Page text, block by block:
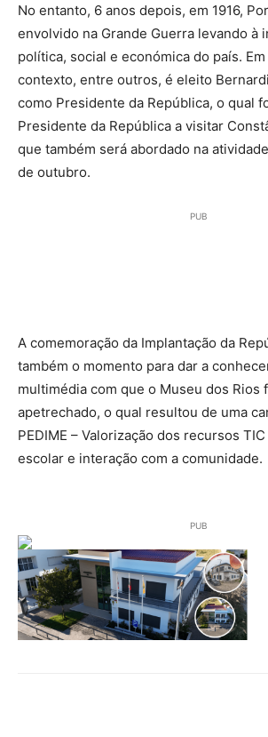
No entanto, 6 anos depois, em 1916,
envolvido na Grande Guerra levando à
política, social e económica do país.
contexto, entre outros, é eleito
como Presidente da República, o qual
Presidente da República a visitar
que também será abordado na
de outubro.
PUB
A comemoração da Implantação da
também o momento para dar a
multimédia com que o Museu dos Rios
apetrechado, o qual resultou de uma
PEDIME – Valorização dos recursos
escolar e interação com a comunidade.
PUB